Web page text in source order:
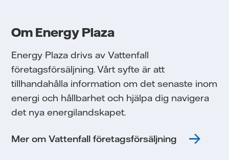
Om Energy Plaza
Energy Plaza drivs av Vattenfall
företagsförsäljning. Vårt syfte är att
tillhandahålla information om det senaste inom
energi och hållbarhet och hjälpa dig navigera
det nya energilandskapet.
Mer om Vattenfall företagsförsäljning